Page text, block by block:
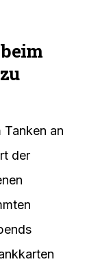
an
der